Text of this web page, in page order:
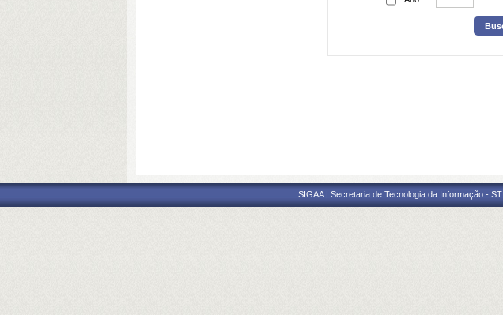
SIGAA | Secretaria de Tecnologia da Informação -